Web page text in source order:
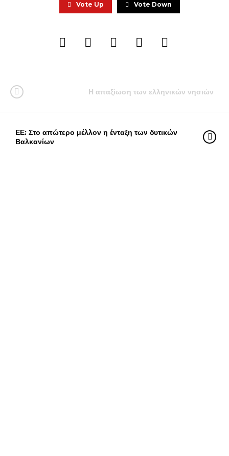
Vote Up Vote Down
Η απαξίωση των ελληνικών νησιών
ΕΕ: Στο απώτερο μέλλον η ένταξη των δυτικών
Βαλκανίων